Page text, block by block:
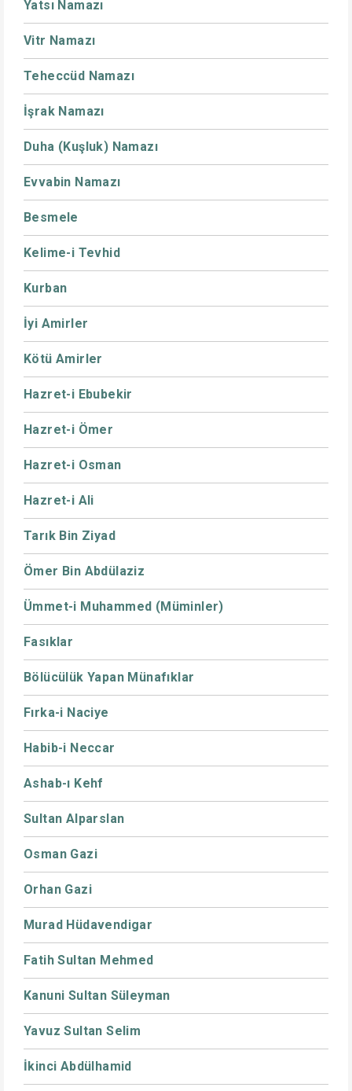
Yatsı Namazı
Vitr Namazı
Teheccüd Namazı
İşrak Namazı
Duha (Kuşluk) Namazı
Evvabin Namazı
Besmele
Kelime-i Tevhid
Kurban
İyi Amirler
Kötü Amirler
Hazret-i Ebubekir
Hazret-i Ömer
Hazret-i Osman
Hazret-i Ali
Tarık Bin Ziyad
Ömer Bin Abdülaziz
Ümmet-i Muhammed (Müminler)
Fasıklar
Bölücülük Yapan Münafıklar
Fırka-i Naciye
Habib-i Neccar
Ashab-ı Kehf
Sultan Alparslan
Osman Gazi
Orhan Gazi
Murad Hüdavendigar
Fatih Sultan Mehmed
Kanuni Sultan Süleyman
Yavuz Sultan Selim
İkinci Abdülhamid